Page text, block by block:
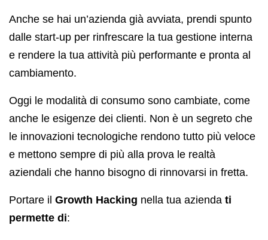
Anche se hai un’azienda già avviata, prendi spunto
dalle start-up per rinfrescare la tua gestione interna
e rendere la tua attività più performante e pronta al
cambiamento.
Oggi le modalità di consumo sono cambiate, come
anche le esigenze dei clienti. Non è un segreto che
le innovazioni tecnologiche rendono tutto più veloce
e mettono sempre di più alla prova le realtà
aziendali che hanno bisogno di rinnovarsi in fretta.
Portare il Growth Hacking nella tua azienda ti
permette di: